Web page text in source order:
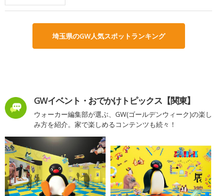
埼玉県のGW人気スポットランキング
GWイベント・おでかけトピックス【関東】
ウォーカー編集部が選ぶ、GW(ゴールデンウィーク)の楽し
み方を紹介。家で楽しめるコンテンツも続々！